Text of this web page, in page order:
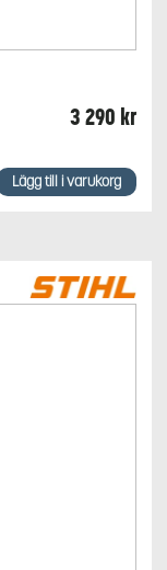
3 290 kr
Lägg till i varukorg